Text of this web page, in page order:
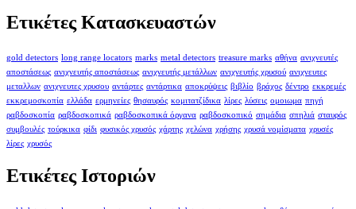
Ετικέτες Κατασκευαστών
gold detectors long range locators marks metal detectors treasure marks αθήνα ανιχνευτές
αποστάσεως ανιχνευτής αποστάσεως ανιχνευτής μετάλλων ανιχνευτής χρυσού ανιχνευτες
μεταλλων ανιχνευτες χρυσου αντάρτες αντάρτικα αποκρύψεις βιβλίο βράχος δέντρο εκκρεμές
εκκρεμοσκοπία ελλάδα ερμηνείες θησαυρός κομιτατζίδικα λίρες λύσεις ομοιωμα πηγή
ραβδοσκοπία ραβδοσκοπικά ραβδοσκοπικά όργανα ραβδοσκοπικό σημάδια σπηλιά σταυρός
συμβουλές τούρκικα φίδι φυσικός χρυσός χάρτης χελώνα χρήσης χρυσά νομίσματα χρυσές
λίρες χρυσός
Ετικέτες Ιστοριών